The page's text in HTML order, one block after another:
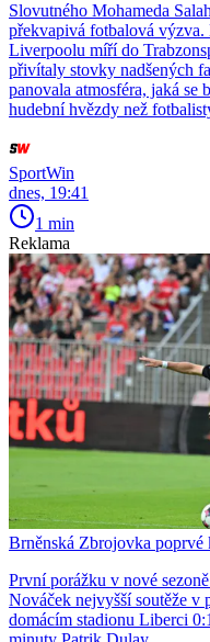
Slovutného Mohameda
překvapivá fotbalová výzva.
Liverpoolu míří do
přivítaly stovky nadšených
panovala atmosféra, jaká se
hudební hvězdy než
SportWin
dnes, 19:41
1 min
Reklama
Brněnská Zbrojovka poprvé
První porážku v nové
Nováček nejvyšší soutěže v
domácím stadionu Liberci